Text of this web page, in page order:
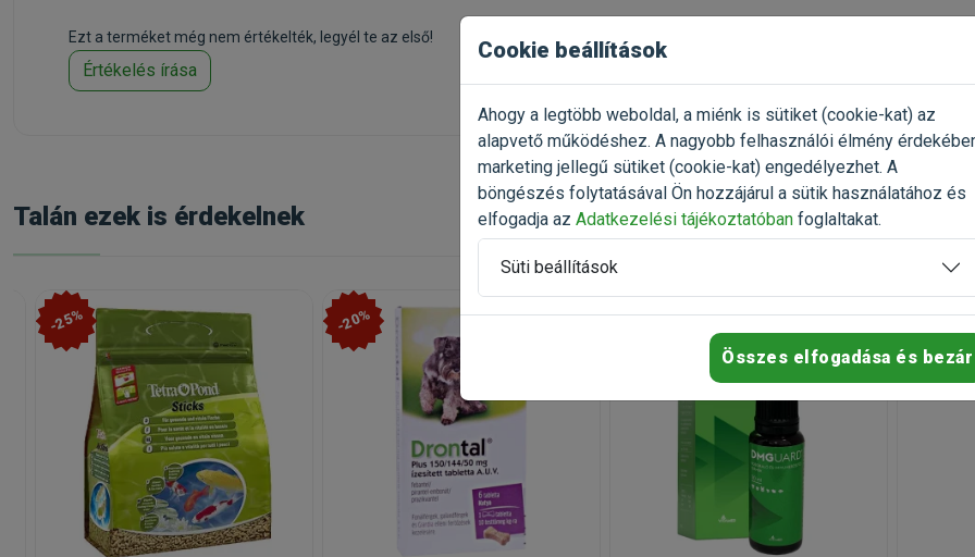
Ezt a terméket még nem értékelték, legyél te az első!
Értékelés írása
Talán ezek is érdekelnek
-25% -20% -25% -25%
Cookie beállítások
Ahogy a legtöbb weboldal, a miénk is sütiket (cookie-kat) az
alapvető működéshez. A nagyobb felhasználói élmény
marketing jellegű sütiket (cookie-kat) engedélyezhet. A
böngészés folytatásával Ön hozzájárul a sütik használatához és
elfogadja az Adatkezelési tájékoztatóban foglaltakat.
Süti beállítások
Összes elfogadása és bezár